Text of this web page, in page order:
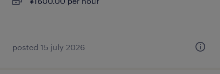
posted 15 july 2026